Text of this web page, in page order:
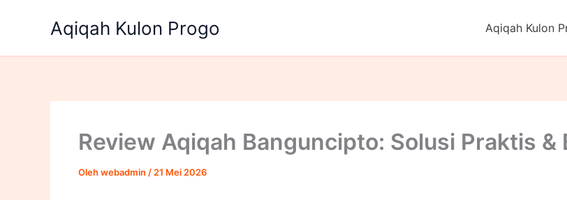
Aqiqah Kulon Progo Aqiqah Kulon
Review Aqiqah Banguncipto: Solusi Praktis &
Olehwebadmin / 21 Mei 2026